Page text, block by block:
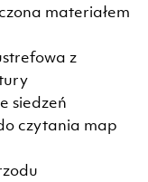
materiałem
z
siedzeń
czytania map